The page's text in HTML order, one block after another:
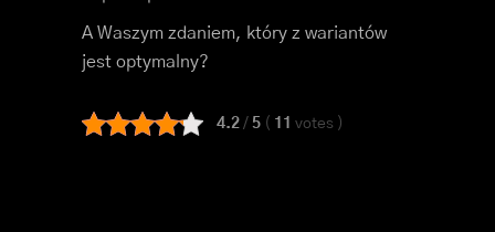
A Waszym zdaniem, który z wariantów
jest optymalny?
4.2 / 5 ( 11 votes )